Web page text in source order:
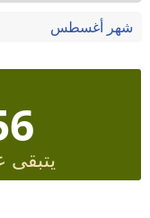
شهر أغسطس
يتبقى